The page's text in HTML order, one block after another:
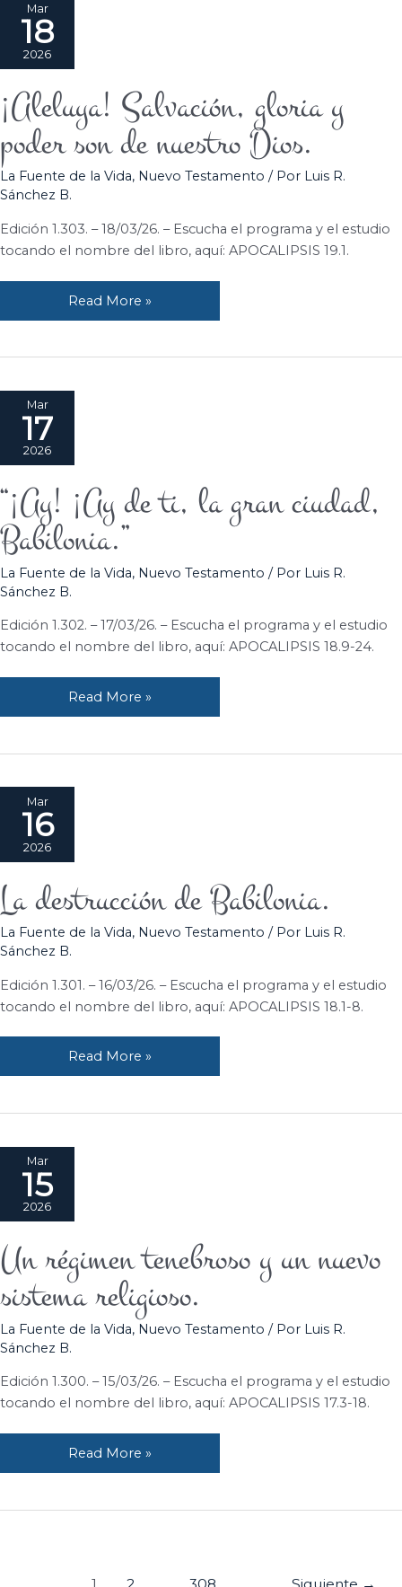
Mar
18
2026
¡Aleluya! Salvación, gloria y
poder son de nuestro Dios.
La Fuente de la Vida, Nuevo Testamento / Por Luis R.
Sánchez B.
Edición 1.303. – 18/03/26. – Escucha el programa y el estudio
tocando el nombre del libro, aquí: APOCALIPSIS 19.1.
¡Aleluya!
Salvación,
gloria
poder
de
nuestro
Read More »
Mar
17
2026
“¡Ay! ¡Ay de ti, la gran ciudad,
Babilonia.”
La Fuente de la Vida, Nuevo Testamento / Por Luis R.
Sánchez B.
Edición 1.302. – 17/03/26. – Escucha el programa y el estudio
tocando el nombre del libro, aquí: APOCALIPSIS 18.9-24.
“¡Ay!
¡Ay
de
la
ciudad,
Babilonia.”
Read More »
Mar
16
2026
La destrucción de Babilonia.
La Fuente de la Vida, Nuevo Testamento / Por Luis R.
Sánchez B.
Edición 1.301. – 16/03/26. – Escucha el programa y el estudio
tocando el nombre del libro, aquí: APOCALIPSIS 18.1-8.
La
destrucción
de
Babilonia.
Read More »
Mar
15
2026
Un régimen tenebroso y un nuevo
sistema religioso.
La Fuente de la Vida, Nuevo Testamento / Por Luis R.
Sánchez B.
Edición 1.300. – 15/03/26. – Escucha el programa y el estudio
tocando el nombre del libro, aquí: APOCALIPSIS 17.3-18.
Un
régimen
tenebroso
un
sistema
religioso.
Read More »